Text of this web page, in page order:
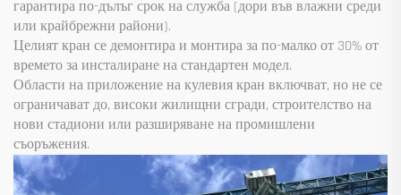
гарантира по-дълъг срок на служба (дори във влажни среди
или крайбрежни райони).
Целият кран се демонтира и монтира за по-малко от 30% от
времето за инсталиране на стандартен модел.
Области на приложение на кулевия кран включват, но не се
ограничават до, високи жилищни сгради, строителство на
нови стадиони или разширяване на промишлени
съоръжения.